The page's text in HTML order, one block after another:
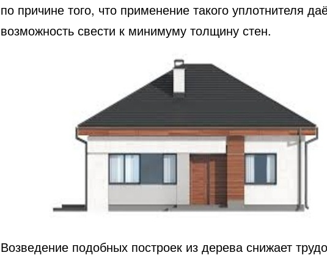
по причине того, что применение такого уплотнителя
возможность свести к минимуму толщину стен.
Возведение подобных построек из дерева снижает